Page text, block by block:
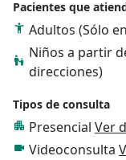
Hospital General
de pacientes con
carrera laboral
privada en
Actualmente
especialistas que
valores para
Pacientes que
Adultos (Sólo
Niños a partir
direcciones)
Tipos de consulta
Presencial Ver
Videoconsulta